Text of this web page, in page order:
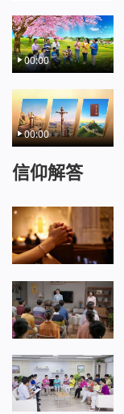
00:00
00:00
信仰解答